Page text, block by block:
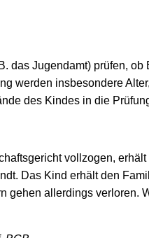
das Jugendamt) prüfen,
werden insbesondere
des Kindes in die
vollzogen,
Das Kind erhält den
gehen allerdings verloren.